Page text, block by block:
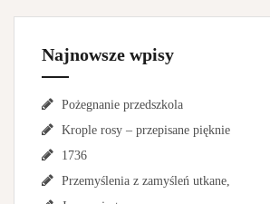
Najnowsze wpisy
Pożegnanie przedszkola
Krople rosy – przepisane pięknie
1736
Przemyślenia z zamyśleń utkane,